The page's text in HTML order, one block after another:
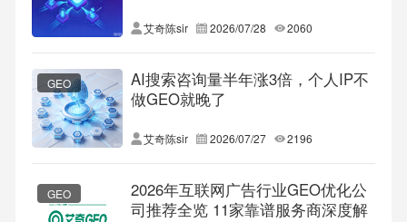
艾奇陈sir 2026/07/28 2060
GEO
AI搜索咨询量半年涨3倍，个人IP不
做GEO就晚了
艾奇陈sir 2026/07/27 2196
GEO
2026年互联网广告行业GEO优化公
司推荐全览 11家靠谱服务商深度解